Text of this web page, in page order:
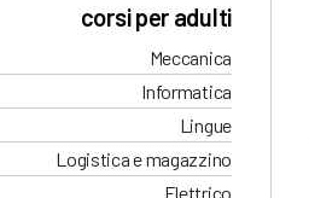
corsi per adulti
Meccanica
Informatica
Lingue
Logistica e magazzino
Elettrico